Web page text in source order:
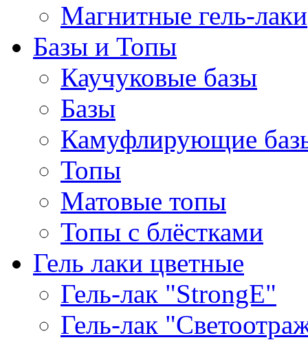
Магнитные гель-лаки
Базы и Топы
Каучуковые базы
Базы
Камуфлирующие
Топы
Матовые топы
Топы с блёстками
Гель лаки цветные
Гель-лак "StrongE"
Гель-лак